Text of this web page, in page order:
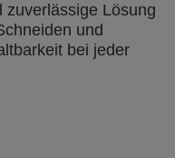
zuverlässige Lösung
und
bei jeder